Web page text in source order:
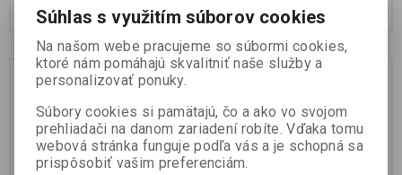
Zľava
11 %
Súhlas s využitím súborov cookies
Na našom webe pracujeme so súbormi cookies,
ktoré nám pomáhajú skvalitniť naše služby a
personalizovať ponuky.
Súbory cookies si pamätajú, čo a ako vo svojom
prehliadači na danom zariadení robíte. Vďaka tomu
webová stránka funguje podľa vás a je schopná sa
prispôsobiť vašim preferenciám.